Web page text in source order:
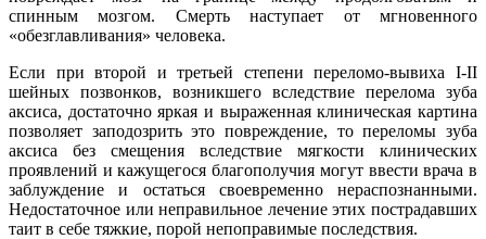
спинным мозгом. Смерть наступает от мгновенного
«обезглавливания» человека.
Если при второй и третьей степени переломо-вывиха I-II
шейных позвонков, возникшего вследствие перелома зуба
аксиса, достаточно яркая и выраженная клиническая картина
позволяет заподозрить это повреждение, то переломы зуба
аксиса без смещения вследствие мягкости клинических
проявлений и кажущегося благополучия могут ввести врача в
заблуждение и остаться своевременно нераспознанными.
Недостаточное или неправильное лечение этих пострадавших
таит в себе тяжкие, порой непоправимые последствия.